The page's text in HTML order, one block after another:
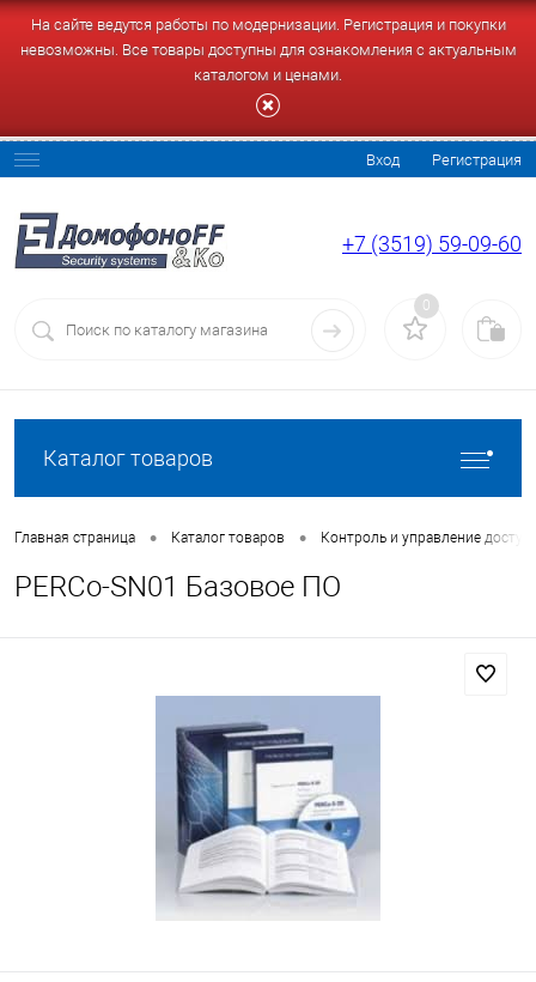
На сайте ведутся работы по модернизации. Регистрация и покупки
невозможны. Все товары доступны для ознакомления с актуальным
каталогом и ценами.
Вход Регистрация
+7 (3519) 59-09-60
0
Каталог товаров
Главная страница • Каталог товаров • Контроль и управление
PERCo-SN01 Базовое ПО